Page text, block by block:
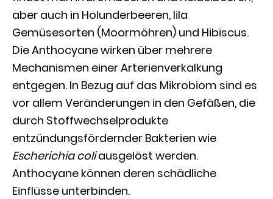
aber auch in Holunderbeeren, lila
Gemüsesorten (Moormöhren) und Hibiscus.
Die Anthocyane wirken über mehrere
Mechanismen einer Arterienverkalkung
entgegen. In Bezug auf das Mikrobiom sind es
vor allem Veränderungen in den Gefäßen, die
durch Stoffwechselprodukte
entzündungsfördernder Bakterien wie
Escherichia coliausgelöst werden.
Anthocyane können deren schädliche
Einflüsse unterbinden.